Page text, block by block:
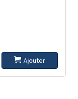
Ajouter